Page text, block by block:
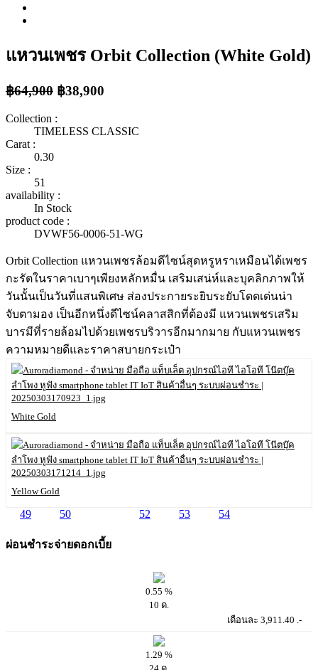
แหวนเพชร Orbit Collection (White Gold)
฿64,900 ฿38,900
Collection :
TIMELESS CLASSIC
Carat :
0.30
Size :
51
availability :
In Stock
product code :
DVWF56-0006-51-WG
Orbit Collection แหวนเพชรล้อมดีไซน์สุดหรูหราเหมือนได้เพชร
กะรัตในราคาเบาๆเพียงหลักหมื่น เสริมเสน่ห์และบุคลิกภาพให้
วันนั้นเป็นวันที่แสนพิเศษ ส่องประกายระยิบระยับโดดเด่นน่า
จับตามอง เป็นอีกหนึ่งดีไซน์คลาสสิกที่ต้องมี แหวนเพชรเสริม
บารมีที่รายล้อมไปด้วยเพชรบริวารอีกมากมาย กับแหวนเพชร
ความหมายดีและราคาสบายกระเป๋า
White Gold
Yellow Gold
49 50 52 53 54
ผ่อนชำระจ่ายดอกเบี้ย
0.55 %
10 ด.
เดือนละ 3,911.40 .-
1.29 %